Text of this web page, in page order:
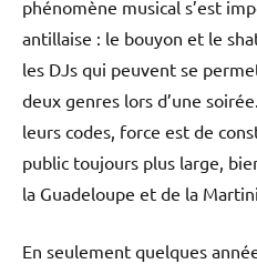
phénomène musical s’est
antillaise : le bouyon et le
les DJs qui peuvent se
deux genres lors d’une
leurs codes, force est de
public toujours plus large,
la Guadeloupe et de la
En seulement quelques